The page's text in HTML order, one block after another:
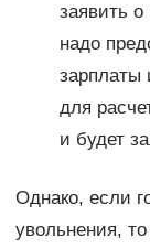
заявить
надо
зарплаты
для
и будет
Однако, если
увольнения, то